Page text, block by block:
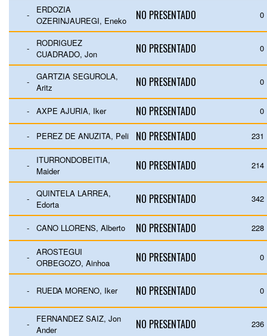
-
ERDOZIA
OZERINJAUREGI, Eneko
NO PRESENTADO 0
-
RODRIGUEZ
CUADRADO, Jon
NO PRESENTADO 0
-
GARTZIA SEGUROLA,
Aritz
NO PRESENTADO 0
- AXPE AJURIA, Iker NO PRESENTADO 0
- PEREZ DE ANUZITA, Peli NO PRESENTADO 231
-
ITURRONDOBEITIA,
Maider
NO PRESENTADO 214
-
QUINTELA LARREA,
Edorta
NO PRESENTADO 342
- CANO LLORENS, Alberto NO PRESENTADO 228
-
AROSTEGUI
ORBEGOZO, Ainhoa
NO PRESENTADO 0
- RUEDA MORENO, Iker NO PRESENTADO 0
-
FERNANDEZ SAIZ, Jon
Ander
NO PRESENTADO 236